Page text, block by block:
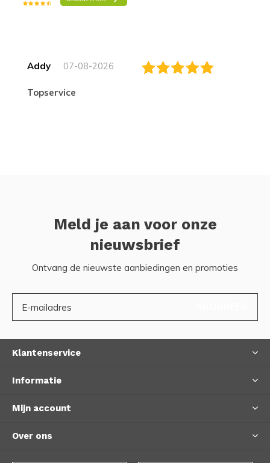
Addy 07-08-2026
topservice
Meld je aan voor onze
nieuwsbrief
Ontvang de nieuwste aanbiedingen en promoties
Klantenservice
Informatie
Mijn account
Over ons